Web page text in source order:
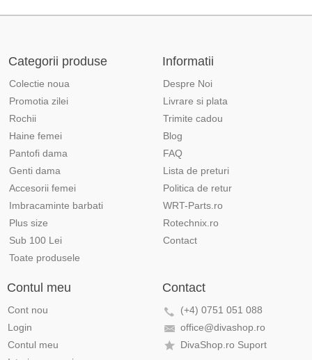
Categorii produse
Colectie noua
Promotia zilei
Rochii
Haine femei
Pantofi dama
Genti dama
Accesorii femei
Imbracaminte barbati
Plus size
Sub 100 Lei
Toate produsele
Informatii
Despre Noi
Livrare si plata
Trimite cadou
Blog
FAQ
Lista de preturi
Politica de retur
WRT-Parts.ro
Rotechnix.ro
Contact
Contul meu
Cont nou
Login
Contul meu
Contact
(+4) 0751 051 088
office@divashop.ro
DivaShop.ro Suport